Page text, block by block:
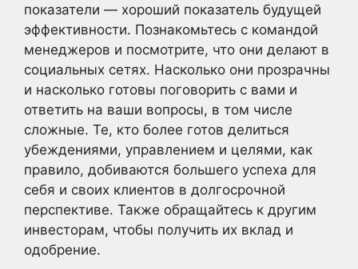
показатели — хороший показатель будущей
эффективности. Познакомьтесь с командой
менеджеров и посмотрите, что они делают в
социальных сетях. Насколько они прозрачны
и насколько готовы поговорить с вами и
ответить на ваши вопросы, в том числе
сложные. Те, кто более готов делиться
убеждениями, управлением и целями, как
правило, добиваются большего успеха для
себя и своих клиентов в долгосрочной
перспективе. Также обращайтесь к другим
инвесторам, чтобы получить их вклад и
одобрение.